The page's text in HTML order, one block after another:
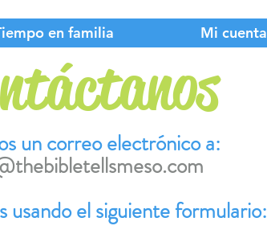
en familia Mi cuenta
un correo electrónico a:
usando el siguiente formulario: